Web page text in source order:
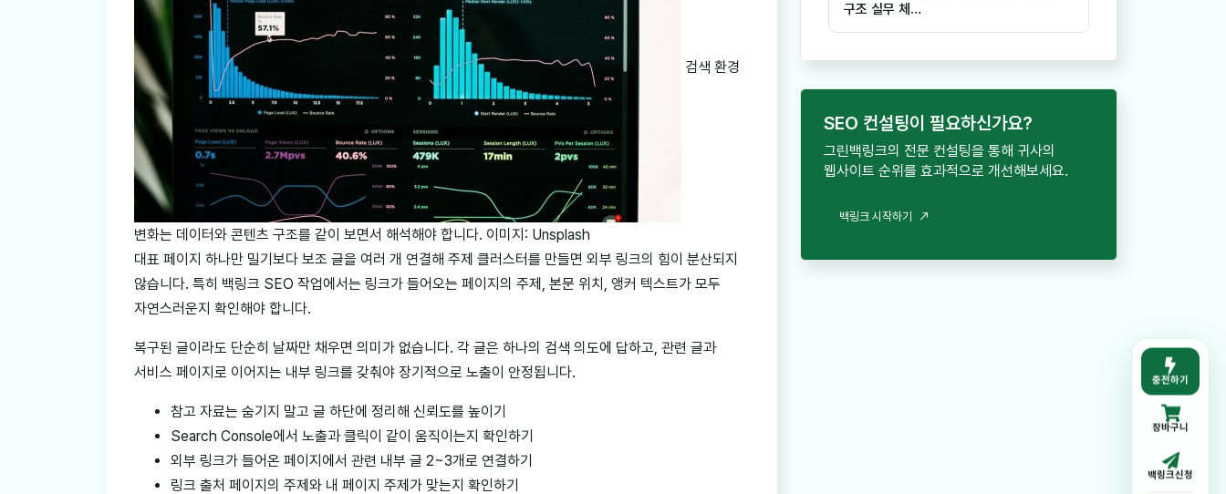
검색 환경
변화는 데이터와 콘텐츠 구조를 같이 보면서 해석해야 합니다. 이미지: Unsplash
대표 페이지 하나만 밀기보다 보조 글을 여러 개 연결해 주제 클러스터를 만들면 외부 링크의 힘이 분산되지
않습니다. 특히 백링크 SEO 작업에서는 링크가 들어오는 페이지의 주제, 본문 위치, 앵커 텍스트가 모두
자연스러운지 확인해야 합니다.
복구된 글이라도 단순히 날짜만 채우면 의미가 없습니다. 각 글은 하나의 검색 의도에 답하고, 관련 글과
서비스 페이지로 이어지는 내부 링크를 갖춰야 장기적으로 노출이 안정됩니다.
참고 자료는 숨기지 말고 글 하단에 정리해 신뢰도를 높이기
Search Console에서 노출과 클릭이 같이 움직이는지 확인하기
외부 링크가 들어온 페이지에서 관련 내부 글 2~3개로 연결하기
링크 출처 페이지의 주제와 내 페이지 주제가 맞는지 확인하기
구조 실무 체…
SEO 컨설팅이 필요하신가요?
그린백링크의 전문 컨설팅을 통해 귀사의
웹사이트 순위를 효과적으로 개선해보세요.
백링크 시작하기
충전하기
장바구니
백링크신청